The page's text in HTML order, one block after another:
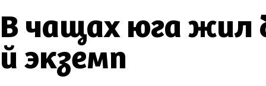
В чащах юга жил
й экземп